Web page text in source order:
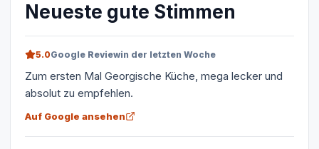
Neueste gute Stimmen
5.0Google Reviewin der letzten Woche
Zum ersten Mal Georgische Küche, mega lecker und
absolut zu empfehlen.
Auf Google ansehen